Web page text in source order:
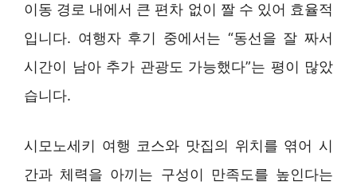
이동 경로 내에서 큰 편차 없이 짤 수 있어 효율적
입니다. 여행자 후기 중에서는 “동선을 잘 짜서
시간이 남아 추가 관광도 가능했다”는 평이 많았
습니다.
시모노세키 여행 코스와 맛집의 위치를 엮어 시
간과 체력을 아끼는 구성이 만족도를 높인다는